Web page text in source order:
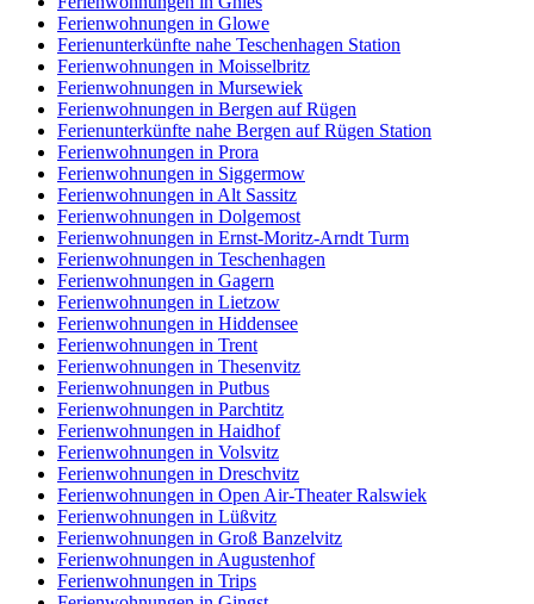
Ferienwohnungen in Glowe
Ferienunterkünfte nahe Teschenhagen Station
Ferienwohnungen in Moisselbritz
Ferienwohnungen in Mursewiek
Ferienwohnungen in Bergen auf Rügen
Ferienunterkünfte nahe Bergen auf Rügen Station
Ferienwohnungen in Prora
Ferienwohnungen in Siggermow
Ferienwohnungen in Alt Sassitz
Ferienwohnungen in Dolgemost
Ferienwohnungen in Ernst-Moritz-Arndt Turm
Ferienwohnungen in Teschenhagen
Ferienwohnungen in Gagern
Ferienwohnungen in Lietzow
Ferienwohnungen in Hiddensee
Ferienwohnungen in Trent
Ferienwohnungen in Thesenvitz
Ferienwohnungen in Putbus
Ferienwohnungen in Parchtitz
Ferienwohnungen in Haidhof
Ferienwohnungen in Volsvitz
Ferienwohnungen in Dreschvitz
Ferienwohnungen in Open Air-Theater Ralswiek
Ferienwohnungen in Lüßvitz
Ferienwohnungen in Groß Banzelvitz
Ferienwohnungen in Augustenhof
Ferienwohnungen in Trips